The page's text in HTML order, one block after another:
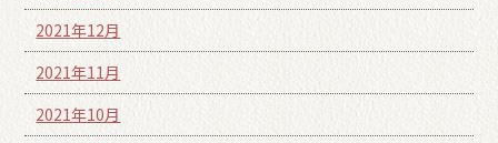
2021年12月
2021年11月
2021年10月